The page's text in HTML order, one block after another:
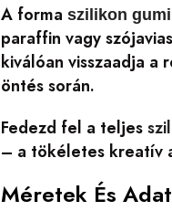
A formaszilikon gumi
paraffin vagy
kiválóan visszaadja
öntés során.
Fedezd fel a teljes
– a tökéletes kreatív
Méretek És